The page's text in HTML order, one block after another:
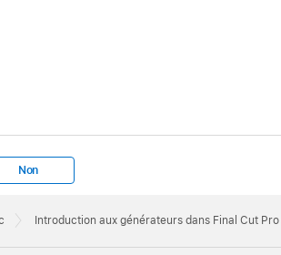
Non
Introduction aux générateurs dans Final Cut